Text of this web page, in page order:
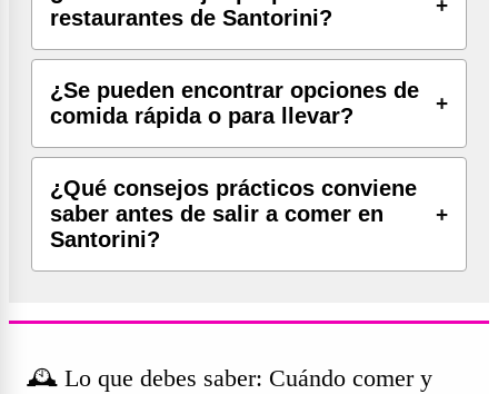
restaurantes de Santorini?
¿Se pueden encontrar opciones de
comida rápida o para llevar?
¿Qué consejos prácticos conviene
saber antes de salir a comer en
Santorini?
🕰️ Lo que debes saber: Cuándo comer y